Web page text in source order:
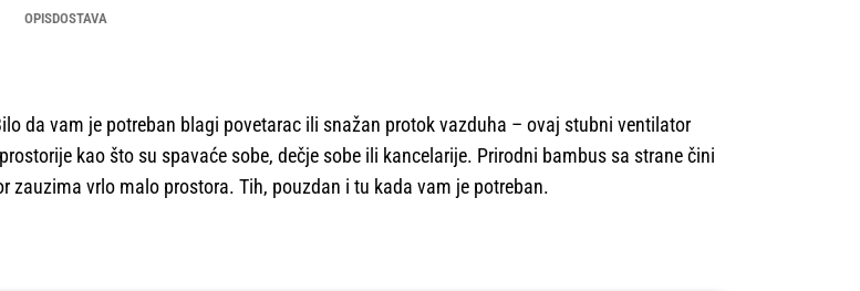
OPISDOSTAVA
da vam je potreban blagi povetarac ili snažan protok vazduha – ovaj stubni ventilator
kao što su spavaće sobe, dečje sobe ili kancelarije. Prirodni bambus sa strane čini
vrlo malo prostora. Tih, pouzdan i tu kada vam je potreban.